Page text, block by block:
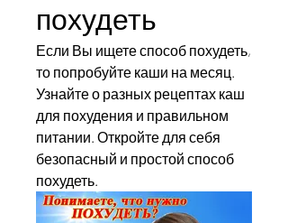
похудеть
Если Вы ищете способ похудеть,
то попробуйте каши на месяц.
Узнайте о разных рецептах каш
для похудения и правильном
питании. Откройте для себя
безопасный и простой способ
похудеть.